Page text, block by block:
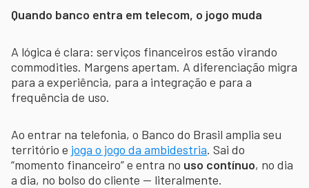
Quando banco entra em telecom, o jogo muda
A lógica é clara: serviços financeiros estão virando
commodities. Margens apertam. A diferenciação migra
para a experiência, para a integração e para a
frequência de uso.
Ao entrar na telefonia, o Banco do Brasil amplia seu
território e joga o jogo da ambidestria. Sai do
“momento financeiro” e entra no uso contínuo, no dia
a dia, no bolso do cliente — literalmente.